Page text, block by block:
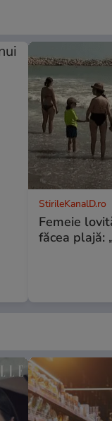
StirileKanalD.ro
Femeie
făcea plajă: